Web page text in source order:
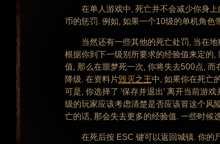
在单人游戏中, 死亡并不会减少你身上
币的惩罚. 例如, 如果一个10级的单机角
当然还有一些其他的死亡处罚, 当在地
根据你到下一级别所要求的经验值来定的
值, 那么在噩梦死一次, 你将失去500点,
降级. 在资料片毁灭之王中, 如果你在死亡
可是, 你选择了 '保存并退出' 离开当前游
级的玩家应该考虑清楚是否应该冒这个风
亡的话, 那会失去更多的经验值. 一些时候
在死后按 ESC 键可以返回城镇. 你的